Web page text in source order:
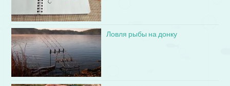
Ловля рыбы на донку